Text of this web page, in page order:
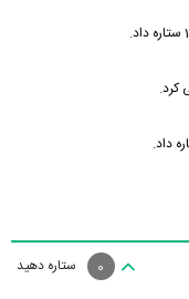
کرد.
ستاره دهید 0